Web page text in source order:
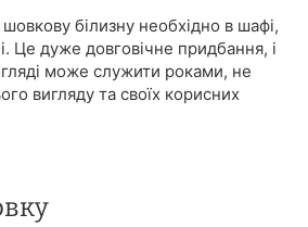
шовкову білизну необхідно в шафі,
Це дуже довговічне придбання, і
може служити роками, не
вигляду та своїх корисних